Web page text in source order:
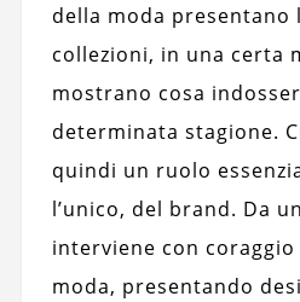
della moda
collezioni, in una certa
mostrano cosa
determinata stagione.
quindi un ruolo
l’unico, del brand. Da
interviene con
moda, presentando